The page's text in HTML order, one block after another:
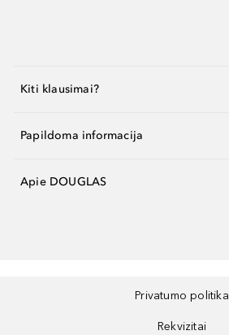
Kiti klausimai?
Papildoma informacija
Apie DOUGLAS
Privatumo politika
Rekvizitai